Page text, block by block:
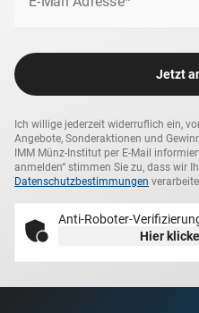
Jetzt
Ich willige jederzeit widerruflich ein,
Angebote, Sonderaktionen und
IMM Münz-Institut per E-Mail
anmelden“ stimmen Sie zu, dass wir
Datenschutzbestimmungen
Anti-Roboter-
Hier